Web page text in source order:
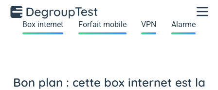
Box internet Forfait mobile VPN Alarme
Bon plan : cette box internet est la